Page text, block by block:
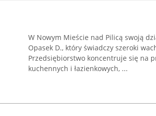
W Nowym Mieście nad Pilicą swoją
Opasek D., który świadczy szeroki
Przedsiębiorstwo koncentruje się na
kuchennych i łazienkowych, ...